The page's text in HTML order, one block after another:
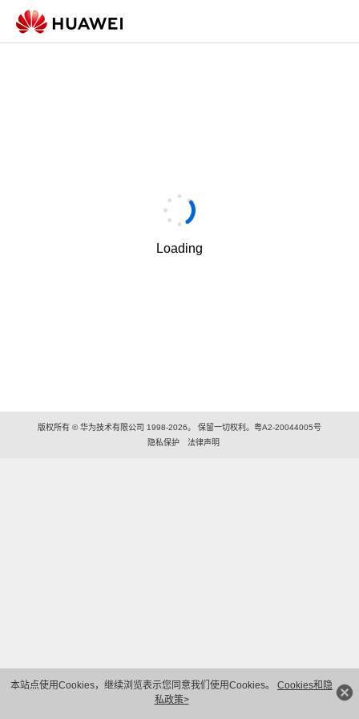
本站点使用Cookies，继续浏览表示您同意我们使用Cookies。 Cookies和隐
私政策>
Loading
版权所有 © 华为技术有限公司 1998-2026。 保留一切权利。粤A2-20044005号
隐私保护
法律声明